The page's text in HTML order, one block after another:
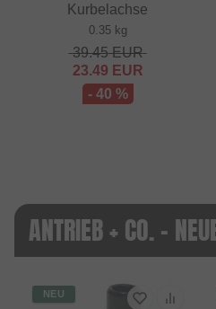
Kurbelachse
0.35 kg
39.45EUR
23.49 EUR
- 40 %
ANTRIEB + CO. -
NEU